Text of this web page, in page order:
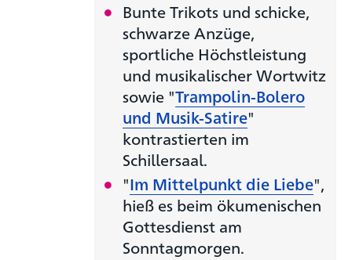
Bunte Trikots und schicke,
schwarze Anzüge,
sportliche Höchstleistung
und musikalischer Wortwitz
sowie "Trampolin-Bolero
und Musik-Satire"
kontrastierten im
Schillersaal.
"Im Mittelpunkt die Liebe",
hieß es beim ökumenischen
Gottesdienst am
Sonntagmorgen.